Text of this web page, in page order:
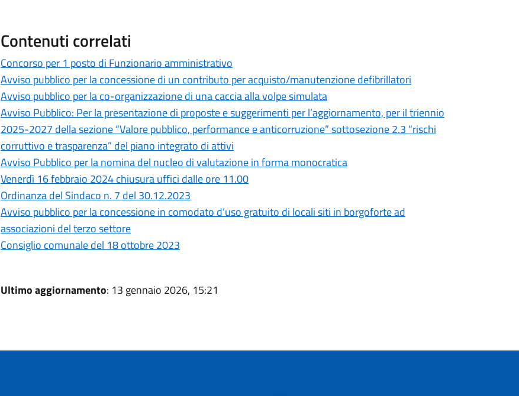
Contenuti correlati
Concorso per 1 posto di Funzionario amministrativo
Avviso pubblico per la concessione di un contributo per acquisto/manutenzione defibrillatori
Avviso pubblico per la co-organizzazione di una caccia alla volpe simulata
Avviso Pubblico: Per la presentazione di proposte e suggerimenti per l’aggiornamento, per il triennio
2025-2027 della sezione “Valore pubblico, performance e anticorruzione” sottosezione 2.3 “rischi
corruttivo e trasparenza” del piano integrato di attivi
Avviso Pubblico per la nomina del nucleo di valutazione in forma monocratica
Venerdì 16 febbraio 2024 chiusura uffici dalle ore 11.00
Ordinanza del Sindaco n. 7 del 30.12.2023
Avviso pubblico per la concessione in comodato d’uso gratuito di locali siti in borgoforte ad
associazioni del terzo settore
Consiglio comunale del 18 ottobre 2023
Ultimo aggiornamento: 13 gennaio 2026, 15:21